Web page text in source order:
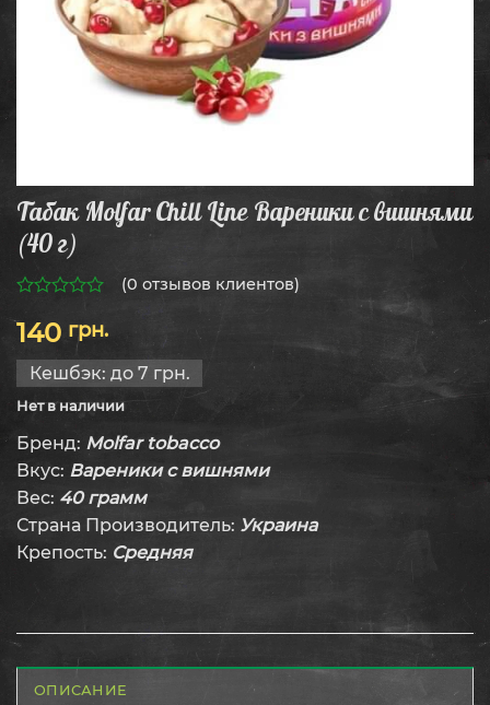
Табак Molfar Chill Line Вареники с вишнями
(40 г)
из
5
(0 отзывов клиентов)
140 грн.
Кешбэк: до 7 грн.
Нет в наличии
Бренд: Molfar tobacco
Вкус: Вареники с вишнями
Вес: 40 грамм
Страна Производитель: Украина
Крепость: Средняя
ОПИСАНИЕ